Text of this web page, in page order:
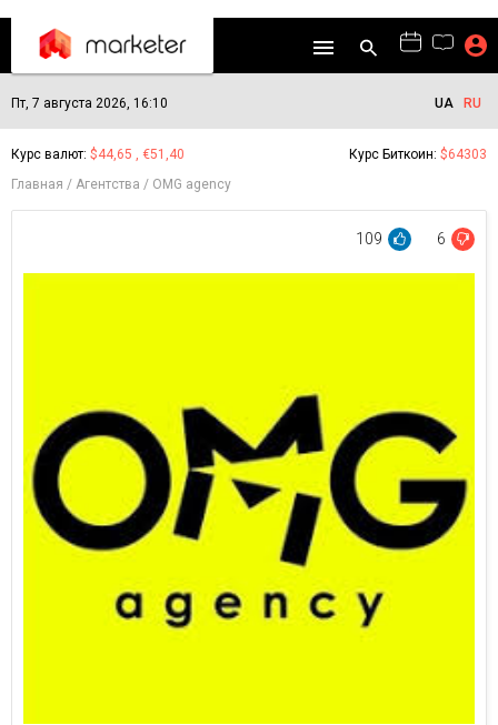
Пт, 7 августа 2026, 16:10 UA RU
Курс валют: $44,65 , €51,40 Курс Биткоин: $64303
Главная
Агентства OMG agency
109 6